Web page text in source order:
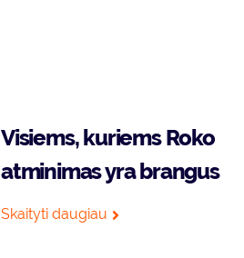
Visiems, kuriems Roko
atminimas yra brangus
Skaityti daugiau